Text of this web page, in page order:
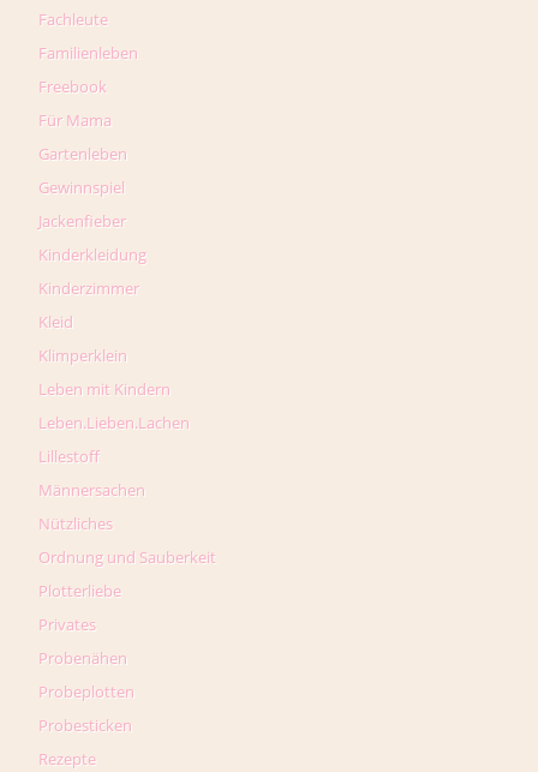
Fachleute
Familienleben
Freebook
Für Mama
Gartenleben
Gewinnspiel
Jackenfieber
Kinderkleidung
Kinderzimmer
Kleid
Klimperklein
Leben mit Kindern
Leben.Lieben.Lachen
Lillestoff
Männersachen
Nützliches
Ordnung und Sauberkeit
Plotterliebe
Privates
Probenähen
Probeplotten
Probesticken
Rezepte